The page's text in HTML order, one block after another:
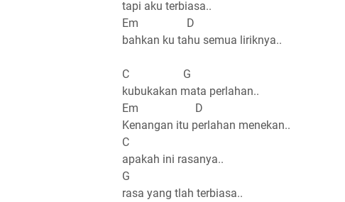
tapi aku terbiasa..
Em D
bahkan ku tahu semua liriknya..
C G
kubukakan mata perlahan..
Em D
Kenangan itu perlahan menekan..
C
apakah ini rasanya..
G
rasa yang tlah terbiasa..